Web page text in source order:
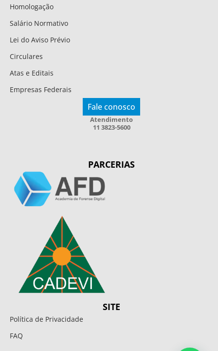
Homologação
Salário Normativo
Lei do Aviso Prévio
Circulares
Atas e Editais
Empresas Federais
Fale conosco
Atendimento
11 3823-5600
PARCERIAS
SITE
Política de Privacidade
FAQ